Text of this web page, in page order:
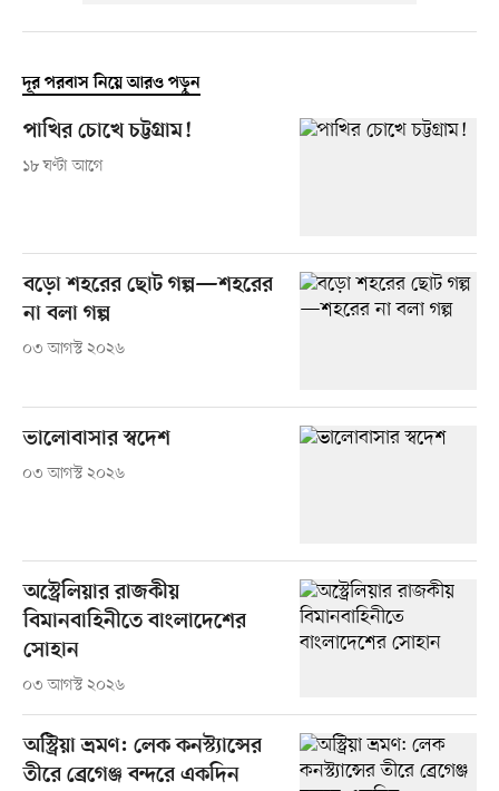
দূর পরবাস নিয়ে আরও পড়ুন
পাখির চোখে চট্টগ্রাম!
১৮ ঘণ্টা আগে
বড়ো শহরের ছোট গল্প—শহরের
না বলা গল্প
০৩ আগস্ট ২০২৬
ভালোবাসার স্বদেশ
০৩ আগস্ট ২০২৬
অস্ট্রেলিয়ার রাজকীয়
বিমানবাহিনীতে বাংলাদেশের
সোহান
০৩ আগস্ট ২০২৬
অস্ট্রিয়া ভ্রমণ: লেক কনস্ট্যান্সের
তীরে ব্রেগেঞ্জ বন্দরে একদিন